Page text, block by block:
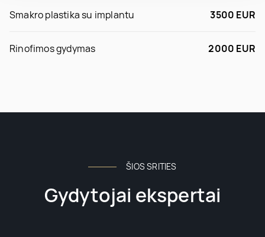
Smakro plastika su implantu 3500 EUR
Rinofimos gydymas 2000 EUR
ŠIOS SRITIES
Gydytojai ekspertai